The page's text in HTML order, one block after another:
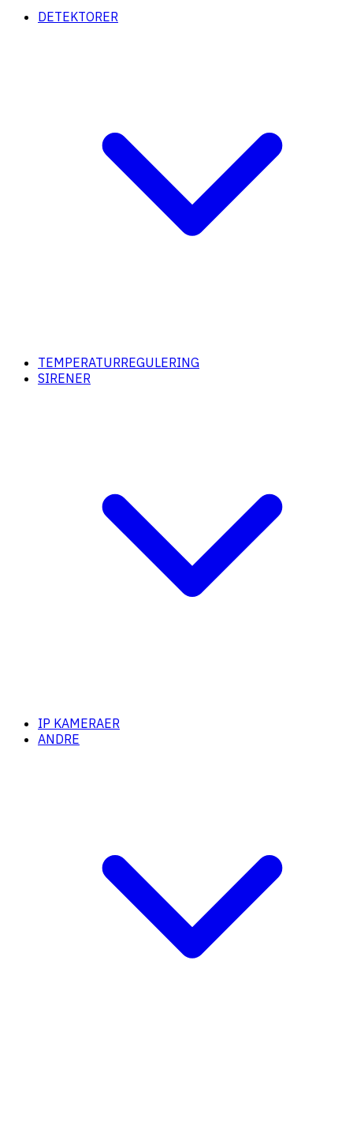
DETEKTORER
TEMPERATURREGULERING
SIRENER
IP KAMERAER
ANDRE